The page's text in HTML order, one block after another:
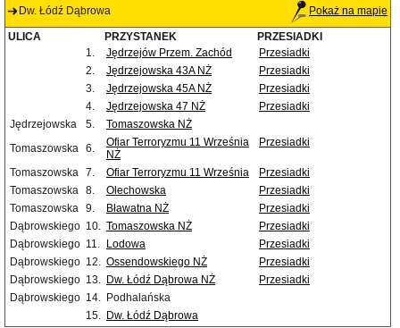
Dw. Łódź Dąbrowa Pokaż na mapie
ULICA PRZYSTANEK
PRZESIADKI
1.
Jędrzejów Przem. Zachód
Przesiadki
2.
Jędrzejowska 43A NŻ
Przesiadki
3.
Jędrzejowska 45A NŻ
Przesiadki
4.
Jędrzejowska 47 NŻ
Przesiadki
Jędrzejowska
5.
Tomaszowska NŻ
Tomaszowska 6.
Ofiar Terroryzmu 11 Września
NŻ
Przesiadki
Tomaszowska 7. Ofiar Terroryzmu 11 Września
Przesiadki
Tomaszowska 8. Olechowska
Przesiadki
Tomaszowska 9. Bławatna NŻ
Przesiadki
Dąbrowskiego 10. Tomaszowska NŻ
Przesiadki
Dąbrowskiego 11. Lodowa
Przesiadki
Dąbrowskiego 12. Ossendowskiego NŻ
Przesiadki
Dąbrowskiego 13. Dw. Łódź Dąbrowa NŻ
Przesiadki
Dąbrowskiego 14. Podhalańska
15. Dw. Łódź Dąbrowa